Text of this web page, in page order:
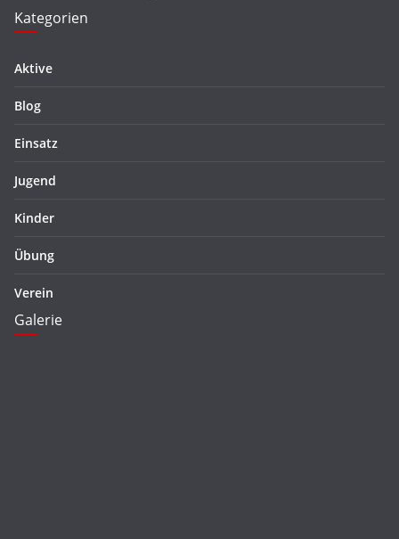
Kategorien
Aktive
Blog
Einsatz
Jugend
Kinder
Übung
Verein
Galerie